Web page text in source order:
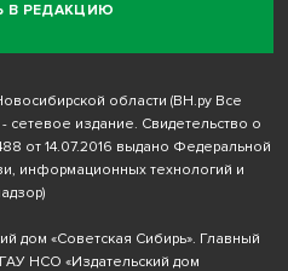
В РЕДАКЦИЮ
области (ВН.ру Все
сетевое издание. Свидетельство о
от 14.07.2016 выдано Федеральной
информационных технологий и
дом «Советская Сибирь». Главный
НСО «Издательский дом